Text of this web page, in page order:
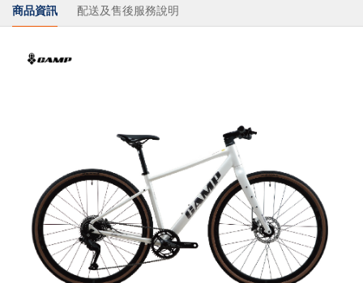
商品資訊 配送及售後服務說明